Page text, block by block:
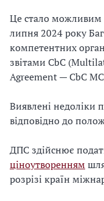
Це стало можливим
липня 2024 року
компетентних
звітами CbC
Agreement — CbC
Виявлені недоліки
відповідно до
ДПС здійснює
ціноутворенням
розрізі країн